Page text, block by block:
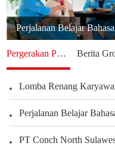
Pergerakan Perusahaan Berita
Lomba Renang